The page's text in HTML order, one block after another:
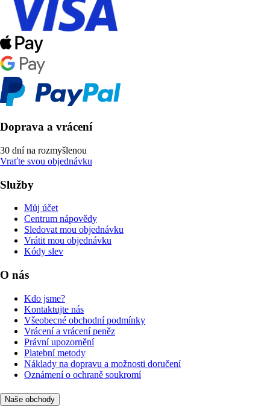
Doprava a vrácení
30 dní na rozmyšlenou
Vraťte svou objednávku
Služby
Můj účet
Centrum nápovědy
Sledovat mou objednávku
Vrátit mou objednávku
Kódy slev
O nás
Kdo jsme?
Kontaktujte nás
Všeobecné obchodní podmínky
Vrácení a vrácení peněz
Právní upozornění
Platební metody
Náklady na dopravu a možnosti doručení
Oznámení o ochraně soukromí
Naše obchody